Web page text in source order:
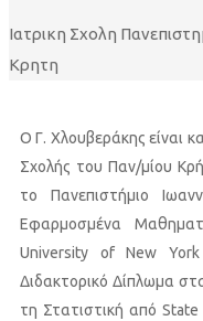
Ιατρικη Σχολη
Κρητη
Ο Γ. Χλουβεράκης είναι
Σχολής του Παν/μίου
το Πανεπιστήμιο
Εφαρμοσμένα
University of New
Διδακτορικό Δίπλωμα
τη Στατιστική από